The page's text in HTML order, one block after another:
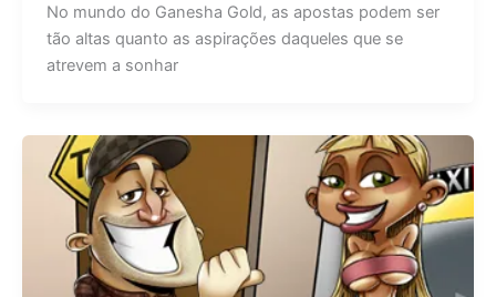
No mundo do Ganesha Gold, as apostas podem ser
tão altas quanto as aspirações daqueles que se
atrevem a sonhar